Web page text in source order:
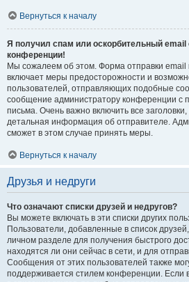
Вернуться к началу
Я получил спам или оскорбительный email
конференции!
Мы сожалеем об этом. Форма отправки
включает меры предосторожности и
пользователей, отправляющих подобные
сообщение администратору конференции с
письма. Очень важно включить все
детальная информация об отправителе.
сможет в этом случае принять меры.
Вернуться к началу
Друзья и недруги
Что означают списки друзей и недругов?
Вы можете включать в эти списки других
Пользователи, добавленные в список
личном разделе для получения быстрого
находятся ли они сейчас в сети, и для
Сообщения от этих пользователей также
поддерживается стилем конференции. Если